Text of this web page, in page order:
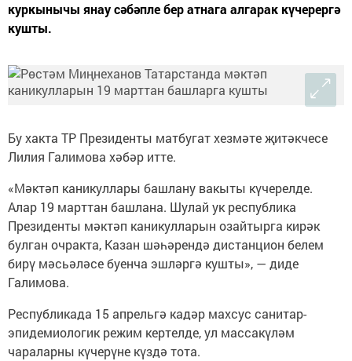
куркынычы янау сәбәпле бер атнага алгарак күчерергә
кушты.
Бу хакта ТР Президенты матбугат хезмәте җитәкчесе
Лилия Галимова хәбәр итте.
«Мәктәп каникуллары башлану вакыты күчерелде.
Алар 19 марттан башлана. Шулай ук республика
Президенты мәктәп каникулларын озайтырга кирәк
булган очракта, Казан шәһәрендә дистанцион белем
бирү мәсьәләсе буенча эшләргә кушты», — диде
Галимова.
Республикада 15 апрельгә кадәр махсус санитар-
эпидемиологик режим кертелде, ул массакүләм
чараларны күчерүне күздә тота.